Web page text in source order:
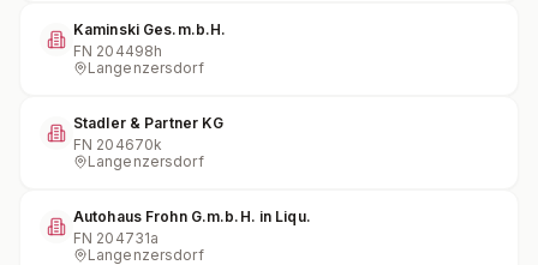
Kaminski Ges.m.b.H.
FN 204498h
Langenzersdorf
Stadler & Partner KG
FN 204670k
Langenzersdorf
Autohaus Frohn G.m.b.H. in Liqu.
FN 204731a
Langenzersdorf